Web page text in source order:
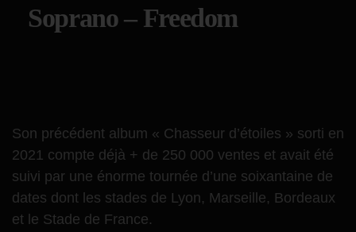
Soprano – Freedom
Son précédent album « Chasseur d’étoiles » sorti en
2021 compte déjà + de 250 000 ventes et avait été
suivi par une énorme tournée d’une soixantaine de
dates dont les stades de Lyon, Marseille, Bordeaux
et le Stade de France.